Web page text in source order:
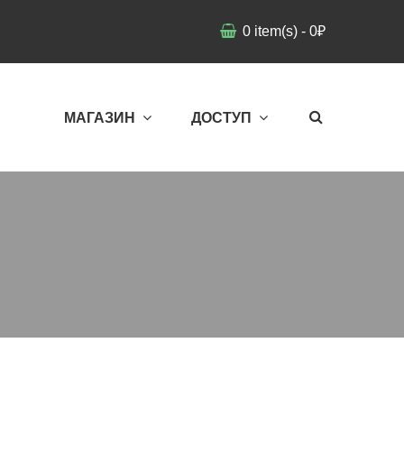
0 item(s) - 0₽
МАГАЗИН ДОСТУП